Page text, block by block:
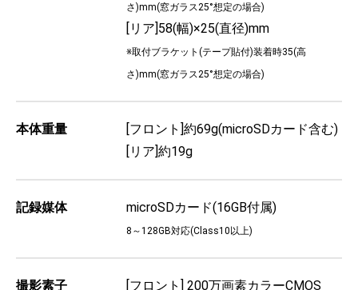
さ)mm(窓ガラス25°想定の場合)
[リア]58(幅)×25(直径)mm
※取付ブラケット(テープ貼付)装着時35(高
さ)mm(窓ガラス25°想定の場合)
本体重量
[フロント]約69g(microSDカード含む)
[リア]約19g
記録媒体 microSDカード(16GB付属)
8～128GB対応(Class10以上)
撮影素子 [フロント] 200万画素カラーCMOS